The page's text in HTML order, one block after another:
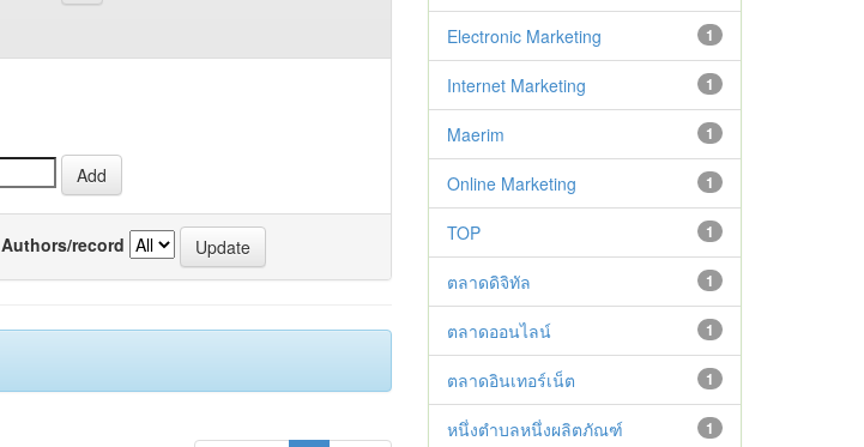
Authors/record
1
Electronic Marketing
1
Internet Marketing
1
Maerim
1
Online Marketing
1
TOP
1
ตลาดดิจิทัล
1
ตลาดออนไลน์
1
ตลาดอินเทอร์เน็ต
1
หนึ่งตำบลหนึ่งผลิตภัณฑ์